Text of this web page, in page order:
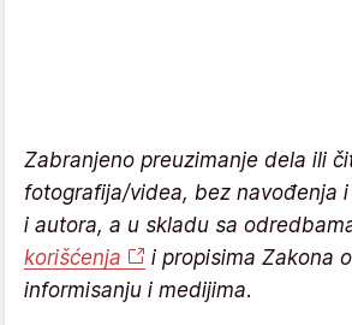
Zabranjeno preuzimanje dela ili
fotografija/videa, bez navođenja
i autora, a u skladu sa
korišćenja
i propisima Zakona
informisanju i medijima.